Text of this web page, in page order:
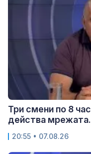
Три смени по 8
действа
20:55 • 07.08.26